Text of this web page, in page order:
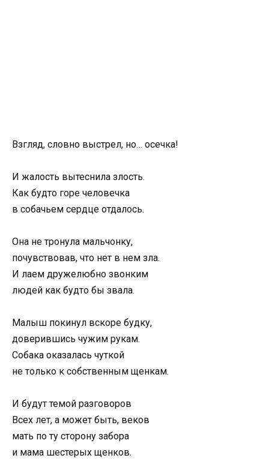
Взгляд, словно выстрел, но… осечка!
И жалость вытеснила злость.
Как будто горе человечка
в собачьем сердце отдалось.
Она не тронула мальчонку,
почувствовав, что нет в нем зла.
И лаем дружелюбно звонким
людей как будто бы звала.
Малыш покинул вскоре будку,
доверившись чужим рукам.
Собака оказалась чуткой
не только к собственным щенкам.
И будут темой разговоров
Всех лет, а может быть, веков
мать по ту сторону забора
и мама шестерых щенков.